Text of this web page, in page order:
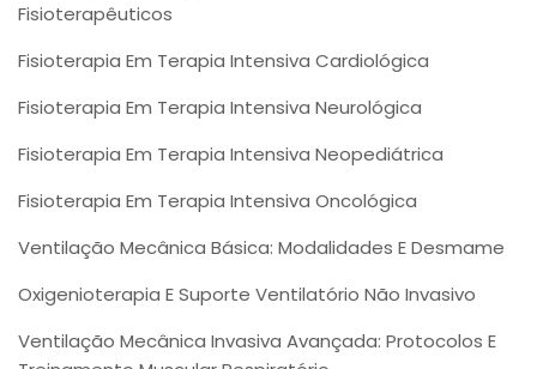
Fisioterapêuticos
Fisioterapia Em Terapia Intensiva Cardiológica
Fisioterapia Em Terapia Intensiva Neurológica
Fisioterapia Em Terapia Intensiva Neopediátrica
Fisioterapia Em Terapia Intensiva Oncológica
Ventilação Mecânica Básica: Modalidades E Desmame
Oxigenioterapia E Suporte Ventilatório Não Invasivo
Ventilação Mecânica Invasiva Avançada: Protocolos E